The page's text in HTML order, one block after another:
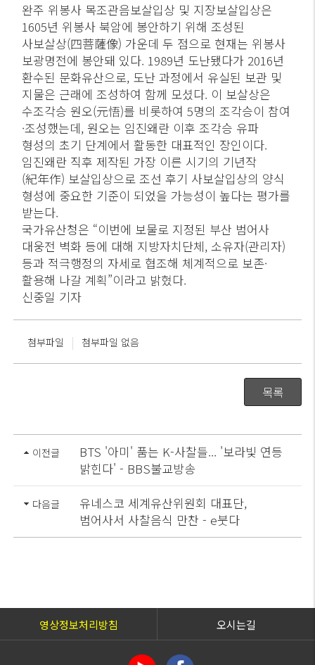
완주 위봉사 목조관음보살입상 및 지장보살입상은
1605년 위봉사 북암에 봉안하기 위해 조성된
사보살상(四菩薩像) 가운데 두 점으로 현재는 위봉사
보광명전에 봉안돼 있다. 1989년 도난됐다가 2016년
환수된 문화유산으로, 도난 과정에서 유실된 보관 및
지물은 근래에 조성하여 함께 모셨다. 이 보살상은
수조각승 원오(元悟)를 비롯하여 5명의 조각승이 참여
·조성했는데, 원오는 임진왜란 이후 조각승 유파
형성의 초기 단계에서 활동한 대표적인 장인이다.
임진왜란 직후 제작된 가장 이른 시기의 기년작
(紀年作) 보살입상으로 조선 후기 사보살입상의 양식
형성에 중요한 기준이 되었을 가능성이 높다는 평가를
받는다.
국가유산청은 “이번에 보물로 지정된 부산 범어사
대웅전 벽화 등에 대해 지방자치단체, 소유자(관리자)
등과 적극행정의 자세로 협조해 체계적으로 보존·
활용해 나갈 계획”이라고 밝혔다.
신중일 기자
첨부파일 | 첨부파일 없음
목록
이전글
BTS '아미' 품는 K-사찰들... '보라빛 연등
밝힌다' - BBS불교방송
다음글
유네스코 세계유산위원회 대표단,
범어사서 사찰음식 만찬 - e붓다
영상정보처리방침 오시는길